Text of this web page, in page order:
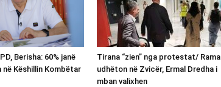
Berisha: 60% janë
në Këshillin Kombëtar
Tirana “zien” nga protestat/ Rama
udhëton në Zvicër, Ermal Dredha i
mban valixhen